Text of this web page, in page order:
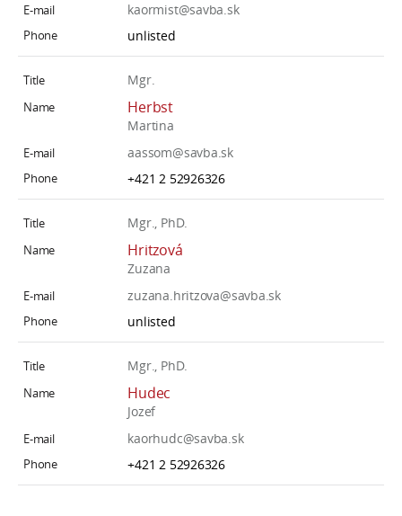
kaormist@savba.sk
unlisted
Mgr.
Herbst
Martina
aassom@savba.sk
+421 2 52926326
Mgr., PhD.
Hritzová
Zuzana
zuzana.hritzova@savba.sk
unlisted
Mgr., PhD.
Hudec
Jozef
kaorhudc@savba.sk
+421 2 52926326